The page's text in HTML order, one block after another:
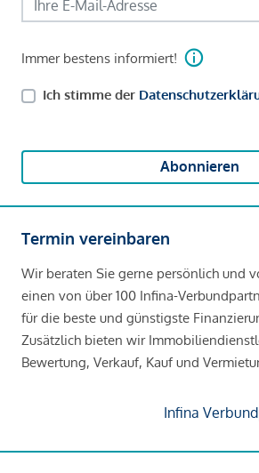
Immer bestens informiert!
Ich stimme der
Abonnieren
Termin vereinbaren
Wir beraten Sie gerne persönlich und
einen von über 100 Infina-
für die beste und günstigste
Zusätzlich bieten wir
Bewertung, Verkauf, Kauf und
Infina